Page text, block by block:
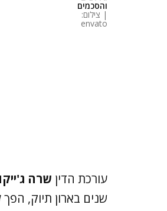
והסכמים
| צילום:
envato
עורכת הדין שרה
שנים בארון תיוק,